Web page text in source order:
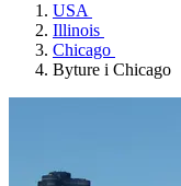
USA
Illinois
Chicago
Byture i Chicago